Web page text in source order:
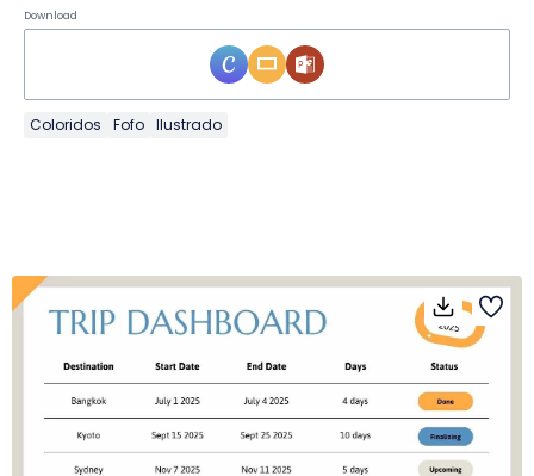
Download
Coloridos Fofo Ilustrado